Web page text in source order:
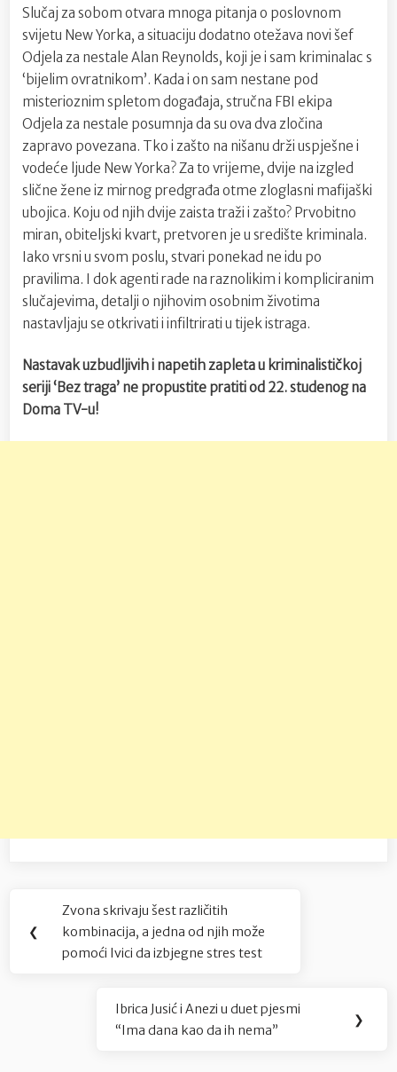
Slučaj za sobom otvara mnoga pitanja o poslovnom
svijetu New Yorka, a situaciju dodatno otežava novi šef
Odjela za nestale Alan Reynolds, koji je i sam kriminalac s
‘bijelim ovratnikom’. Kada i on sam nestane pod
misterioznim spletom događaja, stručna FBI ekipa
Odjela za nestale posumnja da su ova dva zločina
zapravo povezana. Tko i zašto na nišanu drži uspješne i
vodeće ljude New Yorka? Za to vrijeme, dvije na izgled
slične žene iz mirnog predgrađa otme zloglasni mafijaški
ubojica. Koju od njih dvije zaista traži i zašto? Prvobitno
miran, obiteljski kvart, pretvoren je u središte kriminala.
Iako vrsni u svom poslu, stvari ponekad ne idu po
pravilima. I dok agenti rade na raznolikim i kompliciranim
slučajevima, detalji o njihovim osobnim životima
nastavljaju se otkrivati i infiltrirati u tijek istraga.
Nastavak uzbudljivih i napetih zapleta u kriminalističkoj
seriji ‘Bez traga’ ne propustite pratiti od 22. studenog na
Doma TV-u!
objava
❮
Previous
Post:
Zvona skrivaju šest različitih
kombinacija, a jedna od njih može
pomoći Ivici da izbjegne stres test
Next
Post:
Ibrica Jusić i Anezi u duet pjesmi
“Ima dana kao da ih nema”
❯